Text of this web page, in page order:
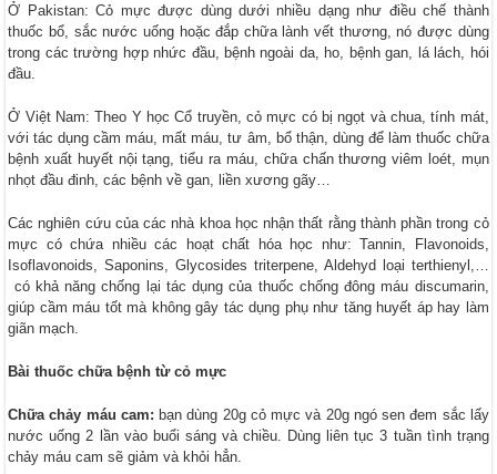
Ở Pakistan: Cỏ mực được dùng dưới nhiều dạng như điều chế thành
thuốc bổ, sắc nước uống hoặc đắp chữa lành vết thương, nó được dùng
trong các trường hợp nhức đầu, bệnh ngoài da, ho, bệnh gan, lá lách, hói
đầu.
Ở Việt Nam: Theo Y học Cổ truyền, cỏ mực có bị ngọt và chua, tính mát,
với tác dụng cầm máu, mất máu, tư âm, bổ thận, dùng để làm thuốc chữa
bệnh xuất huyết nội tạng, tiểu ra máu, chữa chấn thương viêm loét, mụn
nhọt đầu đinh, các bệnh về gan, liền xương gãy…
Các nghiên cứu của các nhà khoa học nhận thất rằng thành phần trong cỏ
mực có chứa nhiều các hoạt chất hóa học như: Tannin, Flavonoids,
Isoflavonoids, Saponins, Glycosides triterpene, Aldehyd loại terthienyl,…
có khả năng chống lại tác dụng của thuốc chống đông máu discumarin,
giúp cầm máu tốt mà không gây tác dụng phụ như tăng huyết áp hay làm
giãn mạch.
Bài thuốc chữa bệnh từ cỏ mực
Chữa chảy máu cam:bạn dùng 20g cỏ mực và 20g ngó sen đem sắc lấy
nước uống 2 lần vào buổi sáng và chiều. Dùng liên tục 3 tuần tình trạng
chảy máu cam sẽ giảm và khỏi hẳn.